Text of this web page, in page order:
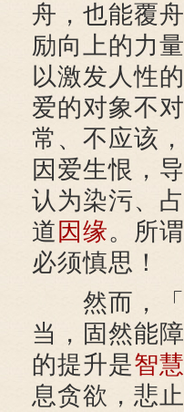
舟，也能覆
励向上的力
以激发人性
爱的对象不
常、不应该
因爱生恨，
认为染污、
道 因缘。所
必须慎思！
然而，「
当，固然能
的提升是智慧
息贪欲，悲